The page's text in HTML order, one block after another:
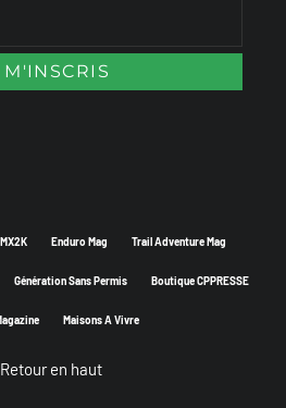
MX2K Enduro Mag Trail Adventure Mag
Génération Sans Permis Boutique CPPRESSE
Maisons A Vivre
Retour en haut